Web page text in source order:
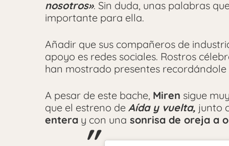
nosotros». Sin duda, unas palabras
importante para ella.
Añadir que sus compañeros de
apoyo es redes sociales. Rostros
han mostrado presentes
A pesar de este bache, Miren sigue
que el estreno de Aída y vuelta, junto
entera y con una sonrisa de oreja a